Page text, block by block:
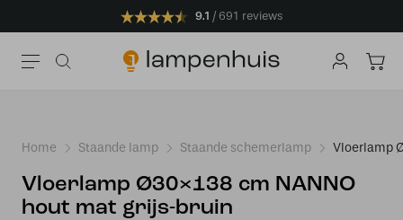
9.1 691 reviews
Home Staande lamp Staande schemerlamp Vloerlamp
Vloerlamp Ø30×138 cm NANNO
hout mat grijs-bruin